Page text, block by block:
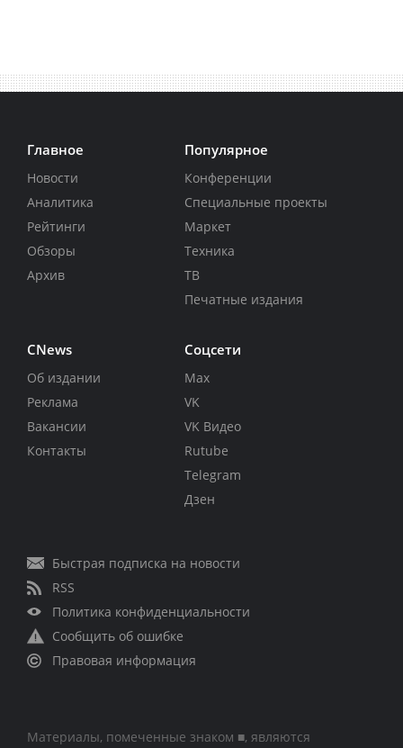
Главное
Новости
Аналитика
Рейтинги
Обзоры
Архив
Популярное
Конференции
Специальные проекты
Маркет
Техника
ТВ
Печатные издания
CNews
Об издании
Реклама
Вакансии
Контакты
Соцсети
Max
VK
VK Видео
Rutube
Telegram
Дзен
Быстрая подписка на новости
RSS
Политика конфиденциальности
Сообщить об ошибке
Правовая информация
Материалы, помеченные знаком ■, являются